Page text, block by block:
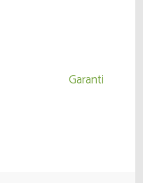
Garanti